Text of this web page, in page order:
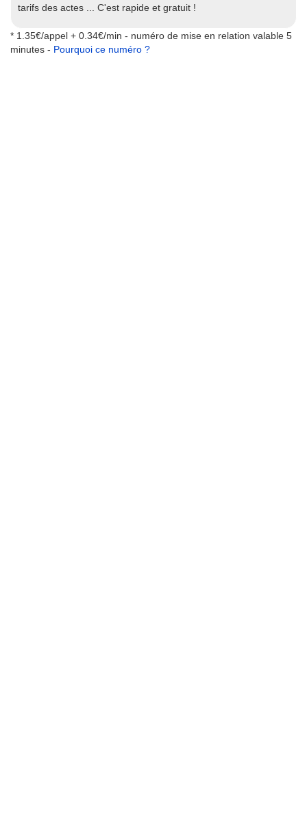
tarifs des actes ... C'est rapide et gratuit !
* 1.35€/appel + 0.34€/min - numéro de mise en relation valable 5
minutes - Pourquoi ce numéro ?